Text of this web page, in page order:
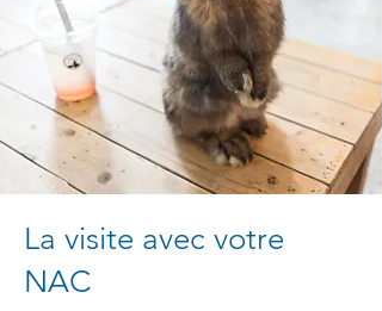
La visite avec votre
NAC